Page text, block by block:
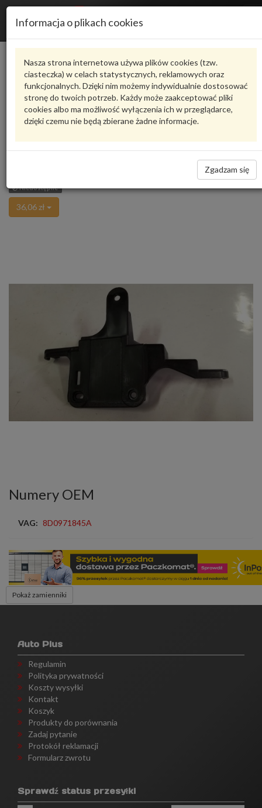
Informacja o plikach cookies
Nasza strona internetowa używa plików cookies (tzw.
ciasteczka) w celach statystycznych, reklamowych oraz
funkcjonalnych. Dzięki nim możemy indywidualnie dostosować
stronę do twoich potrzeb. Każdy może zaakceptować pliki
cookies albo ma możliwość wyłączenia ich w przeglądarce,
dzięki czemu nie będą zbierane żadne informacje.
Zgadzam się
Karta produktu
8D0971845ANVAG
VAG - produkt oryginalny VW AUDI SEAT SKODA
UCHWYT Audi A4 B5 95- 8D0971845AN VAG
Niedostępne
36,06 zł
Numery OEM
VAG: 8D0971845A
Pokaż zamienniki
Auto Plus
Regulamin
Polityka prywatności
Koszty wysyłki
Kontakt
Koszyk
Produkty do porównania
Zadaj pytanie
Protokół reklamacji
Formularz zwrotu
Sprawdź status przesyłki